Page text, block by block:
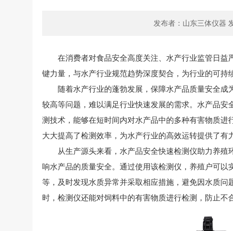
发布者：山东三体仪器
在消费者对食品安全高度关注、水产行业监管日益
键力量，与水产行业规范趋势深度契合，为行业的可持
随着水产行业的蓬勃发展，保障水产品质量安全成
较高等问题，难以满足行业快速发展的需求。水产品
测技术，能够在短时间内对水产品中的多种有害物质进
大大提高了检测效率，为水产行业的高效运转提供了有
从生产源头来看，水产品安全快速检测仪助力养殖
响水产品的质量安全。通过使用该检测仪，养殖户可
等，及时发现水质异常并采取相应措施，避免因水质
时，检测仪还能对饲料中的有害物质进行检测，防止不